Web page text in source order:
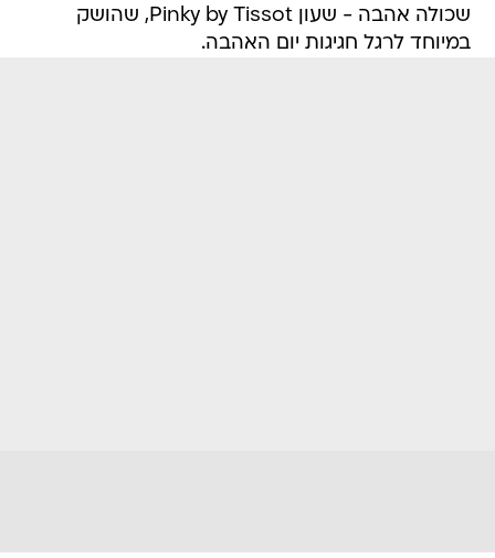
שכולה אהבה - שעון Pinky by Tissot, שהושק
במיוחד לרגל חגיגות יום האהבה.